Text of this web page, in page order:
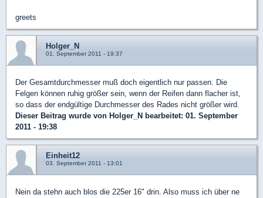
greets
Holger_N
01. September 2011 - 19:37
Der Gesamtdurchmesser muß doch eigentlich nur passen. Die
Felgen können ruhig größer sein, wenn der Reifen dann flacher ist,
so dass der endgültige Durchmesser des Rades nicht größer wird.
Dieser Beitrag wurde von Holger_N bearbeitet: 01. September
2011 - 19:38
Einheit12
03. September 2011 - 13:01
Nein da stehn auch blos die 225er 16" drin. Also muss ich über ne